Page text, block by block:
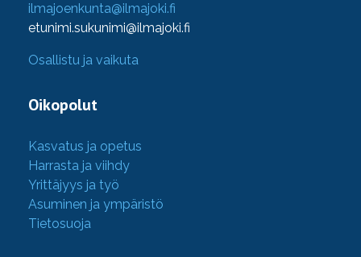
ilmajoenkunta@ilmajoki.fi
etunimi.sukunimi@ilmajoki.fi
Osallistu ja vaikuta
Oikopolut
Kasvatus ja opetus
Harrasta ja viihdy
Yrittäjyys ja työ
Asuminen ja ympäristö
Tietosuoja